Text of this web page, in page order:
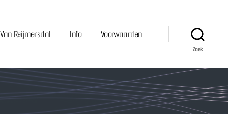
Van Reijmersdal Info Voorwaarden
Zoek